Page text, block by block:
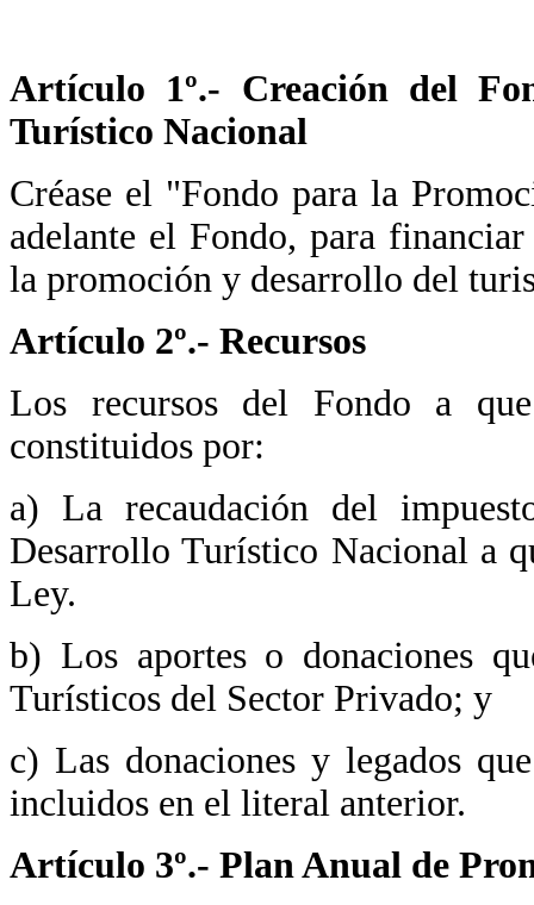
Artículo 1º.- Creación del
Turístico Nacional
Créase el "Fondo para la
adelante el Fondo, para
la promoción y desarrollo del
Artículo 2º.- Recursos
Los recursos del Fondo a
constituidos por:
a) La recaudación del
Desarrollo Turístico Nacional a
Ley.
b) Los aportes o donaciones
Turísticos del Sector Privado; y
c) Las donaciones y legados
incluidos en el literal anterior.
Artículo 3º.- Plan Anual de